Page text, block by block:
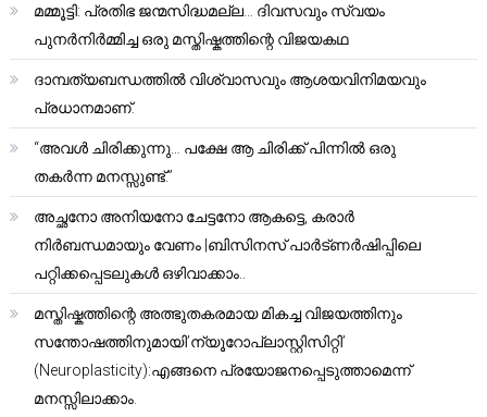
മമ്മൂട്ടി: പ്രതിഭ ജന്മസിദ്ധമല്ല… ദിവസവും സ്വയം
പുനർനിർമ്മിച്ച ഒരു മസ്തിഷ്കത്തിന്റെ വിജയകഥ
ദാമ്പത്യബന്ധത്തിൽ വിശ്വാസവും ആശയവിനിമയവും
പ്രധാനമാണ്.
“അവൾ ചിരിക്കുന്നു… പക്ഷേ ആ ചിരിക്ക് പിന്നിൽ ഒരു
തകർന്ന മനസ്സുണ്ട്.”
അച്ഛനോ അനിയനോ ചേട്ടനോ ആകട്ടെ, കരാർ
നിർബന്ധമായും വേണം |ബിസിനസ് പാർട്ണർഷിപ്പിലെ
പറ്റിക്കപ്പെടലുകൾ ഒഴിവാക്കാം..
മസ്തിഷ്കത്തിന്റെ അത്ഭുതകരമായ മികച്ച വിജയത്തിനും
സന്തോഷത്തിനുമായി’ന്യൂറോപ്ലാസ്റ്റിസിറ്റി’
(Neuroplasticity):എങ്ങനെ പ്രയോജനപ്പെടുത്താമെന്ന്
മനസ്സിലാക്കാം.